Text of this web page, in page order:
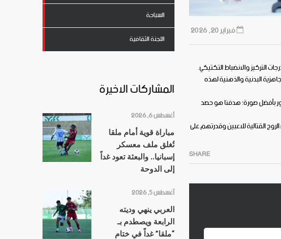
فبراير 20, 2026
التركيز والانضباط التكتيكي.
البدنية والذهنية لهذه
بأفضل صورة؛ هدفنا هو حصد
القتالية للاعبين وقدرتهم على
SHARE
السباحة
اللجنة الثقافية
المشاركات الاخيرة
أغسطس 6, 2026
مباراة قوية أمام ملقا
تُغلق ملف معسكر
إسبانيا.. والبعثة تعود غداً
إلى الدوحة
أغسطس 5, 2026
العربي ينهي وديته
الرابعة ويصطدم بـ
“ملقا” غداً في ختام